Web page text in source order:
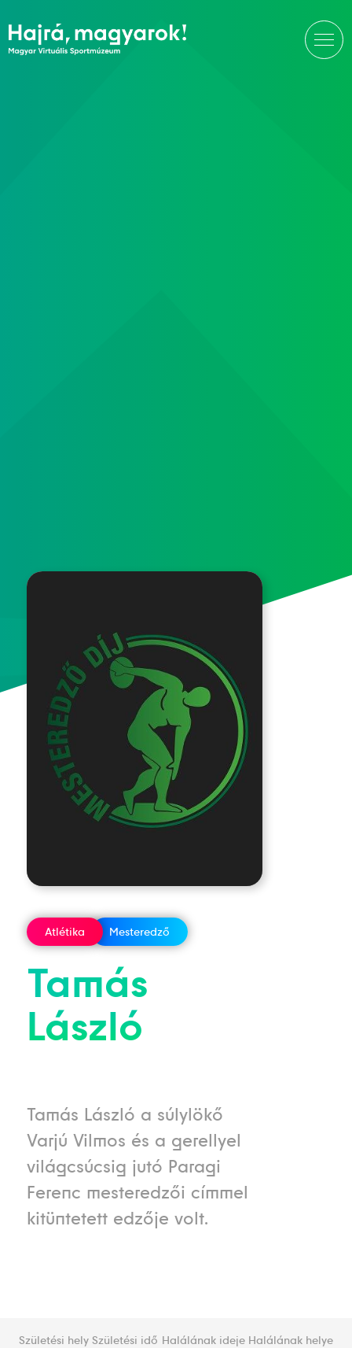
Atlétika Mesteredző
Tamás
László
Tamás László a súlylökő
Varjú Vilmos és a gerellyel
világcsúcsig jutó Paragi
Ferenc mesteredzői címmel
kitüntetett edzője volt.
Születési hely Születési idő Halálának ideje Halálának helye